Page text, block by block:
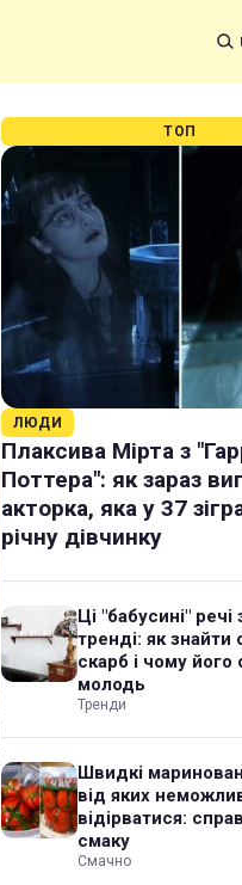
ТОП
ЛЮДИ
Плаксива Мірта з
Поттера": як зараз
акторка, яка у 37
річну дівчинку
Ці "бабусині" речі
тренді: як знайти
скарб і чому його
молодь
Тренди
Швидкі
від яких
відірватися:
смаку
Смачно